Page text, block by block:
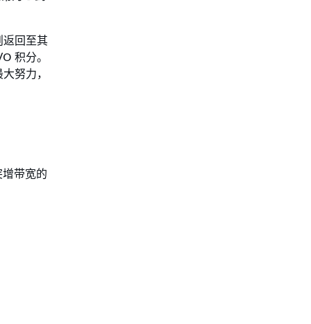
返回至其
积分。
努力，
带宽的